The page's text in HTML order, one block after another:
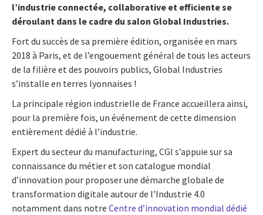
l’industrie connectée, collaborative et efficiente se
déroulant dans le cadre du salon Global Industries.
Fort du succès de sa première édition, organisée en mars
2018 à Paris, et de l’engouement général de tous les acteurs
de la filière et des pouvoirs publics, Global Industries
s’installe en terres lyonnaises !
La principale région industrielle de France accueillera ainsi,
pour la première fois, un événement de cette dimension
entièrement dédié à l’industrie.
Expert du secteur du manufacturing, CGI s’appuie sur sa
connaissance du métier et son catalogue mondial
d’innovation pour proposer une démarche globale de
transformation digitale autour de l’Industrie 4.0
notamment dans notre Centre d’innovation mondial dédié